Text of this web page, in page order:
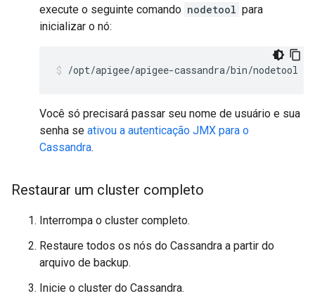
execute o seguinte comando nodetool para
inicializar o nó:
/opt/apigee/apigee-cassandra/bin/nodetool
Você só precisará passar seu nome de usuário e sua
senha se ativou a autenticação JMX para o
Cassandra.
Restaurar um cluster completo
Interrompa o cluster completo.
Restaure todos os nós do Cassandra a partir do
arquivo de backup.
Inicie o cluster do Cassandra.